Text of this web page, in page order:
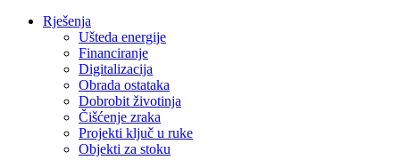
Rješenja
Ušteda energije
Financiranje
Digitalizacija
Obrada ostataka
Dobrobit životinja
Čišćenje zraka
Projekti ključ u ruke
Objekti za stoku